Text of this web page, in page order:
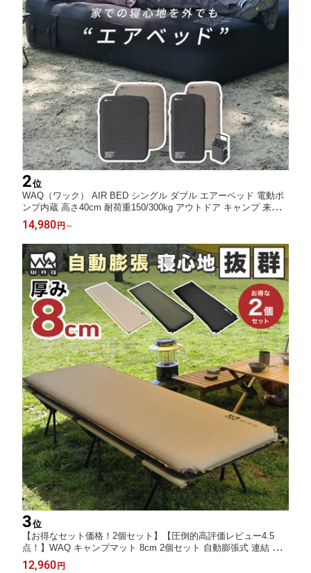
2位
WAQ（ワック） AIR BED シングル ダブル エアーベッド 電動ポ
ンプ内蔵 高さ40cm 耐荷重150/300kg アウトドア キャンプ 来客
用 寝具【送料無料/1年保証】
14,980 円 ～
3位
【お得なセット価格！2個セット】【圧倒的高評価レビュー4.5
点！】WAQ キャンプマット 8cm 2個セット 自動膨張式 連結 イ
ンフレータブル 車中泊マット R値 6 waq-m8 【1年保証】
12,960 円